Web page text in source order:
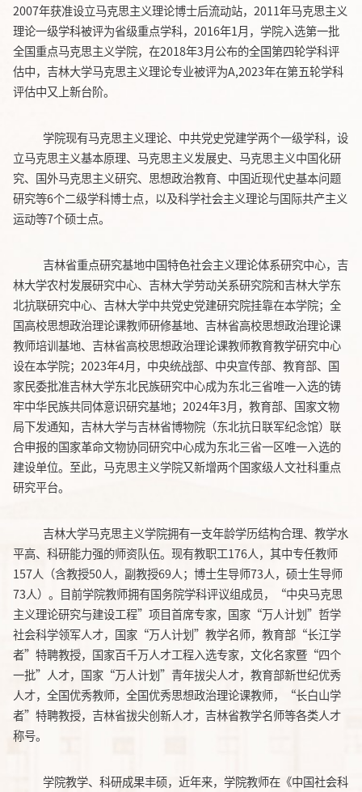
2007年获准设立马克思主义理论博士后流动站，2011年马克思主义
理论一级学科被评为省级重点学科，2016年1月，学院入选第一批
全国重点马克思主义学院，在2018年3月公布的全国第四轮学科评
估中，吉林大学马克思主义理论专业被评为A,2023年在第五轮学科
评估中又上新台阶。
学院现有马克思主义理论、中共党史党建学两个一级学科，设
立马克思主义基本原理、马克思主义发展史、马克思主义中国化研
究、国外马克思主义研究、思想政治教育、中国近现代史基本问题
研究等6个二级学科博士点，以及科学社会主义理论与国际共产主义
运动等7个硕士点。
吉林省重点研究基地中国特色社会主义理论体系研究中心，吉
林大学农村发展研究中心、吉林大学劳动关系研究院和吉林大学东
北抗联研究中心、吉林大学中共党史党建研究院挂靠在本学院；全
国高校思想政治理论课教师研修基地、吉林省高校思想政治理论课
教师培训基地、吉林省高校思想政治理论课教师教育教学研究中心
设在本学院； 2023年4月，中央统战部、中央宣传部、教育部、国
家民委批准吉林大学东北民族研究中心成为东北三省唯一入选的铸
牢中华民族共同体意识研究基地；2024年3月，教育部、国家文物
局下发通知，吉林大学与吉林省博物院（东北抗日联军纪念馆）联
合申报的国家革命文物协同研究中心成为东北三省一区唯一入选的
建设单位。至此，马克思主义学院又新增两个国家级人文社科重点
研究平台。
吉林大学马克思主义学院拥有一支年龄学历结构合理、教学水
平高、科研能力强的师资队伍。现有教职工176人，其中专任教师
157人（含教授50人，副教授69人；博士生导师73人，硕士生导师
73人） 。目前学院教师拥有国务院学科评议组成员，
“中央马克思
主义理论研究与建设工程”项目首席专家，国家“万人计划”哲学
社会科学领军人才，国家“万人计划”教学名师，教育部“长江学
者”特聘教授，国家百千万人才工程入选专家，文化名家暨“四个
一批”人才，国家“万人计划”青年拔尖人才，教育部新世纪优秀
人才，全国优秀教师，全国优秀思想政治理论课教师，“长白山学
者”特聘教授，吉林省拔尖创新人才，吉林省教学名师等各类人才
称号。
学院教学、科研成果丰硕，近年来，学院教师在《中国社会科